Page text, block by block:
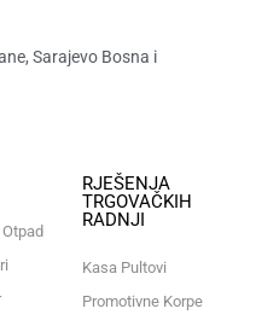
Sarajevo Bosna i
RJEŠENJA
TRGOVAČKIH
RADNJI
Kasa Pultovi
Promotivne Korpe